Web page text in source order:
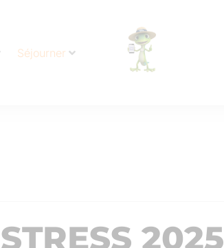
Séjourner
2025